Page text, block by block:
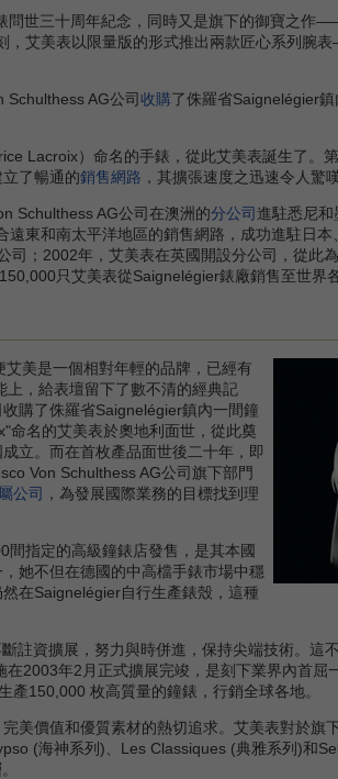
問世三十周年紀念，同時又是旗下的御寶之作
，艾美表以限量版的形式推出兩款匠心系列腕
AG公司收購了侏羅省Saignelégier鎮
Lacroix）命名的手錶，從此艾美表誕生了。
了暢通的銷售網路 ，其擴張速度之迅速令人驚嘆
Schulthess AG公司在澳洲的分公司進駐悉尼和
東和南太平洋地區的銷售網路，成功進駐日本
；2002年，艾美表在英國開設分公司，從此
只艾美表從Saignelégier錶廠銷售至世界各
美是一個相對年輕的品牌，已經有
，給表壇留下了數不清的經典記
購了侏羅省Saignelégier鎮內一間鐘
命名的艾美表於奧地利面世，從此奠
立。而在首枚產品面世後二十年，即
Von Schulthess AG公司旗下部門
公司 ，為發展國際業務的目標找到理
指定的高級鐘錶店發售，是其本國
她不但在德國的中高檔手錶市場中穩
在Saignelégier自行生產錶殼，這種
資擴展，努力與時併進，保持尖端技術。這
2003年2月正式擴展完竣，是刻下業界內首屈
150,000 枚高質量的鐘錶，行銷全球各地。
價值和優質素材的熱切追求。艾美表對於旗
(海神系列)、Les Classiques (典雅系列)和